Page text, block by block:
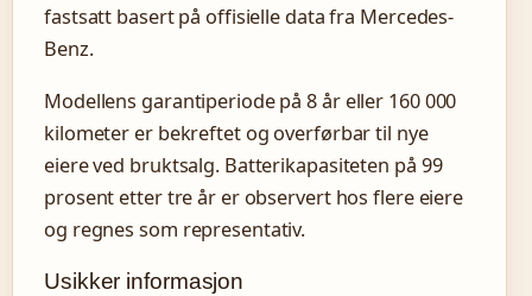
fastsatt basert på offisielle data fra Mercedes-
Benz.
Modellens garantiperiode på 8 år eller 160 000
kilometer er bekreftet og overførbar til nye
eiere ved bruktsalg. Batterikapasiteten på 99
prosent etter tre år er observert hos flere eiere
og regnes som representativ.
Usikker informasjon